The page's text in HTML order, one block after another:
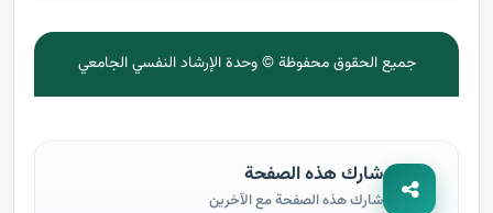
جميع الحقوق محفوظة © وحدة الإرشاد النفسي الجامعي
شارك هذه الصفحة
شارك هذه الصفحة مع الآخرين